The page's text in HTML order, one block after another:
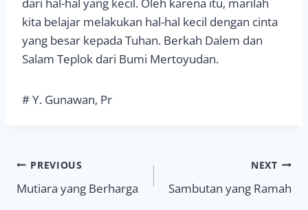
dari hal-hal yang kecil. Oleh karena itu, marilah
kita belajar melakukan hal-hal kecil dengan cinta
yang besar kepada Tuhan. Berkah Dalem dan
Salam Teplok dari Bumi Mertoyudan.
# Y. Gunawan, Pr
Navigasi
pos
PREVIOUS
Mutiara yang Berharga
NEXT
Sambutan yang Ramah